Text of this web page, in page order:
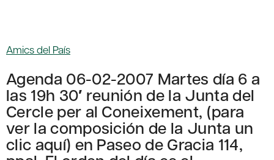
Amics del País
Agenda 06-02-2007 Martes día 6 a
las 19h 30′ reunión de la Junta del
Cercle per al Coneixement, (para
ver la composición de la Junta un
clic aquí) en Paseo de Gracia 114,